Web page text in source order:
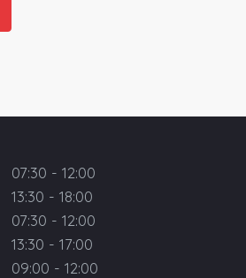
07:30 - 12:00
13:30 - 18:00
07:30 - 12:00
13:30 - 17:00
09:00 - 12:00